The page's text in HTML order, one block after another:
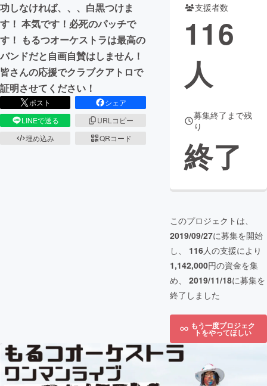
功しなければ、、、白黒つけま
す！ 本気です！必死のパッチで
す！ もるつオーケストラは最高の
バンドだと自画自賛はしません！
皆さんの応援でクラブクアトロで
証明させてください！
ポスト
シェア
LINEで送る
URLコピー
埋め込み
QRコード
支援者数
116
人
募集終了まで残
り
終了
このプロジェクトは、
2019/09/27に募集を開始
し、 116人の支援により
1,142,000円の資金を集
め、 2019/11/18に募集を
終了しました
もう一度プロジェク
トをやってほしい